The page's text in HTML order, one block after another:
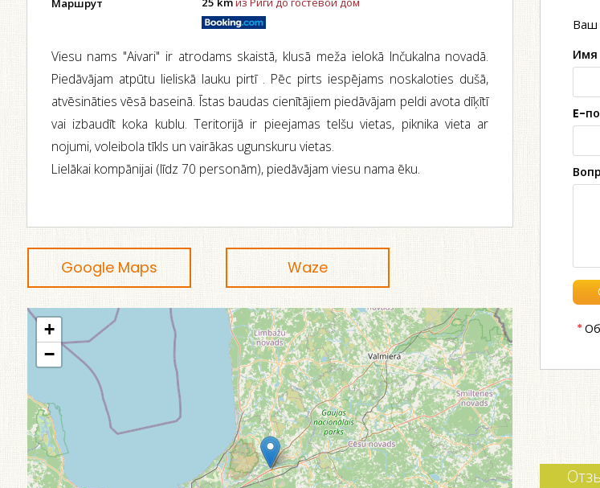
Маршрут
Viesu nams "Aivari" ir atrodams skaistā, klusā meža ielokā Inčukalna novadā.
Piedāvājam atpūtu lieliskā lauku pirtī . Pēc pirts iespējams noskaloties dušā,
atvēsināties vēsā baseinā. Īstas baudas cienītājiem piedāvājam peldi avota dīķītī
vai izbaudīt koka kublu. Teritorijā ir pieejamas telšu vietas, piknika vieta ar
nojumi, voleibola tīkls un vairākas ugunskuru vietas.
Lielākai kompānijai (līdz 70 personām), piedāvājam viesu nama ēku.
Google Maps Waze
+
−
Ваш
Имя
E-
*